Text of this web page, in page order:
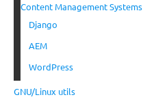
Content Management Systems
Django
AEM
WordPress
GNU/Linux utils